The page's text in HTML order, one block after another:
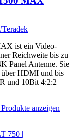
ist ein Video-
Reichweite bis zu
Panel Antenne. Sie
über HDMI und bis
und 10Bit 4:2:2
Produkte anzeigen